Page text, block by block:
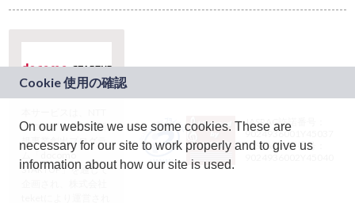
ドコモグループの新
規事業創出プログラ
ム「docomo
STARTUP」を通じて
JASRAC許諾番号：
9024936001Y45037
JASRAC許諾番号：
On our website we use some cookies. These are
necessary for our site to work properly and to give us
information about how our site is used.